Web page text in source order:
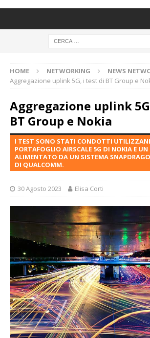
HOME NETWORKING
NEWS
Aggregazione uplink 5G, i test di BT Group e
Aggregazione uplink
BT Group e Nokia
I TEST SONO STATI CONDOTTI
PORTAFOGLIO AIRSCALE 5G DI NOKIA E
ALIMENTATO DA UN SISTEMA
DI QUALCOMM.
30 Agosto 2023 Elisa Corti